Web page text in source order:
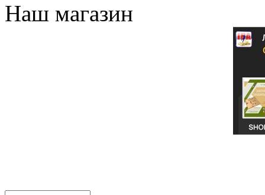
Наш магазин